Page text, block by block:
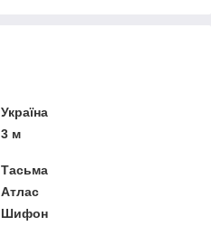
Україна
3 м
Тасьма
Атлас
Шифон